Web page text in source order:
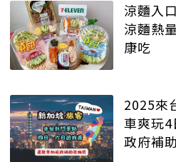
涼麵入
涼麵熱
康吃
2025來
車爽玩
政府補